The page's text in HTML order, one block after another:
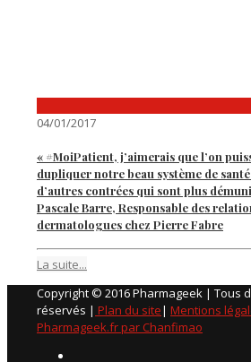
04/01/2017
« #MoiPatient, j’aimerais que l’on
dupliquer notre beau système de
d’autres contrées qui sont plus
Pascale Barre, Responsable des
dermatologues chez Pierre Fabre
La suite...
Copyright © 2016 Pharmageek | Tous
réservés | Plan du site| Mentions
Pharmageek.fr par Chanfimao